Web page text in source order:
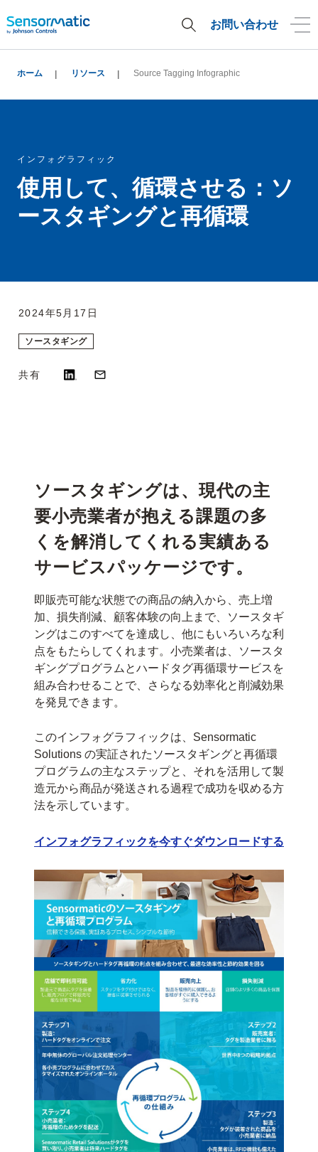
お問い合わせ
ホーム リソース Source Tagging Infographic
インフォグラフィック
使用して、循環させる：ソ
ースタギングと再循環
2024年5月17日
ソースタギング
共有
ソースタギングは、現代の主
要小売業者が抱える課題の多
くを解消してくれる実績ある
サービスパッケージです。
即販売可能な状態での商品の納入から、売上増
加、損失削減、顧客体験の向上まで、ソースタギ
ングはこのすべてを達成し、他にもいろいろな利
点をもたらしてくれます。小売業者は、ソースタ
ギングプログラムとハードタグ再循環サービスを
組み合わせることで、さらなる効率化と削減効果
を発見できます。
このインフォグラフィックは、Sensormatic
Solutions の実証されたソースタギングと再循環
プログラムの主なステップと、それを活用して製
造元から商品が発送される過程で成功を収める方
法を示しています。
インフォグラフィックを今すぐダウンロードする